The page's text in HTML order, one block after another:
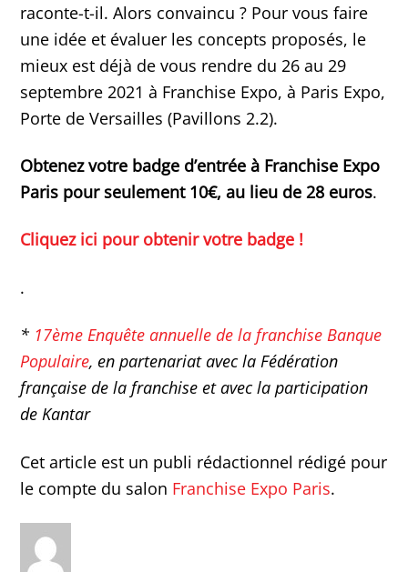
raconte-t-il. Alors convaincu ? Pour vous faire
une idée et évaluer les concepts proposés, le
mieux est déjà de vous rendre du 26 au 29
septembre 2021 à Franchise Expo, à Paris Expo,
Porte de Versailles (Pavillons 2.2).
Obtenez votre badge d’entrée à Franchise Expo
Paris pour seulement 10€, au lieu de 28 euros.
Cliquez ici pour obtenir votre badge !
.
* 17ème Enquête annuelle de la franchise Banque
Populaire, en partenariat avec la Fédération
française de la franchise et avec la participation
de Kantar
Cet article est un publi rédactionnel rédigé pour
le compte du salon Franchise Expo Paris.